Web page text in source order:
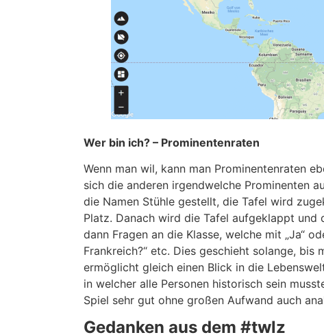
Wer bin ich? – Prominentenraten
Wenn man wil, kann man Prominentenraten
sich die anderen irgendwelche Prominenten
die Namen Stühle gestellt, die Tafel wird
Platz. Danach wird die Tafel aufgeklappt und
dann Fragen an die Klasse, welche mit „Ja“
Frankreich?“ etc. Dies geschieht solange,
ermöglicht gleich einen Blick in die
in welcher alle Personen historisch sein
Spiel sehr gut ohne großen Aufwand auch
Gedanken aus dem #twlz